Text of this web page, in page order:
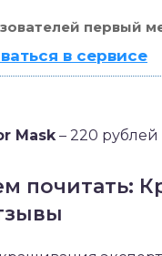
первый
в сервисе
Mask – 220 рублей
почитать: